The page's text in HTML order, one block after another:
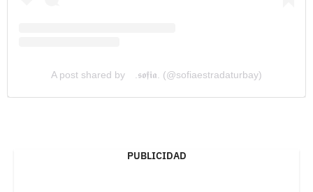
A post shared by ⠀.𝖘𝖔𝖋𝖎𝖆. (@sofiaestradaturbay)
PUBLICIDAD